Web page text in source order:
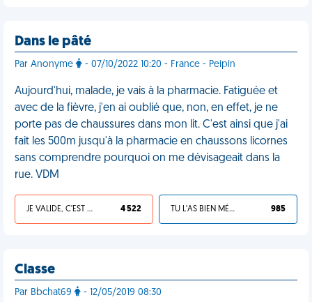
Dans le pâté
Par Anonyme - 07/10/2022 10:20 - France - Peipin
Aujourd'hui, malade, je vais à la pharmacie. Fatiguée et
avec de la fièvre, j'en ai oublié que, non, en effet, je ne
porte pas de chaussures dans mon lit. C'est ainsi que j'ai
fait les 500m jusqu'à la pharmacie en chaussons licornes
sans comprendre pourquoi on me dévisageait dans la
rue. VDM
JE VALIDE, C'EST UNE VDM 4 522 TU L'AS BIEN MÉRITÉ 985
Classe
Par Bbchat69 - 12/05/2019 08:30